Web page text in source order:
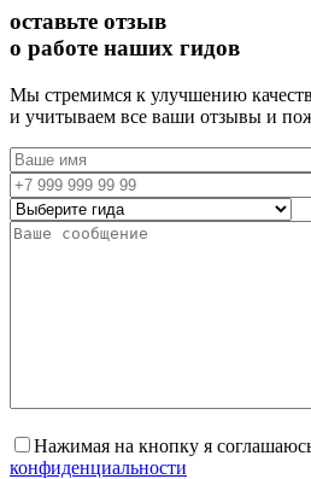
оставьте отзыв
о работе наших гидов
Мы стремимся к улучшению
и учитываем все ваши отзывы и
Нажимая на кнопку я
конфиденциальности